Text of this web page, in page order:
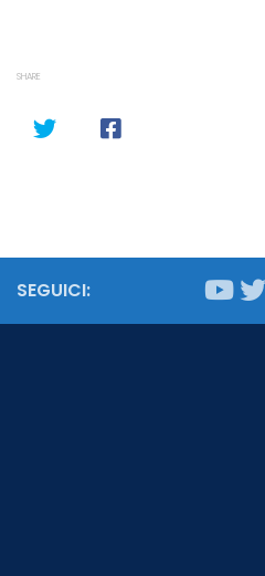
SHARE
SEGUICI: